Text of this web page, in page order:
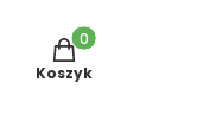
Produkty w
Koszyk